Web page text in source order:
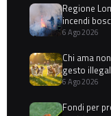
Regione
incendi
6 Ago 2026
Chi ama
gesto
6 Ago 2026
Fondi per